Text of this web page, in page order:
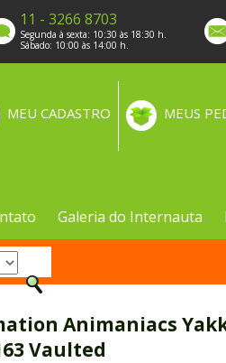
11 - 3266 8703
Segunda à sexta: 10:30 às 18:30 h.
Sábado: 10:00 às 14:00 h.
MEUS
MEU CADASTRO
Galeria do Internauta
Animaniacs
Vaulted